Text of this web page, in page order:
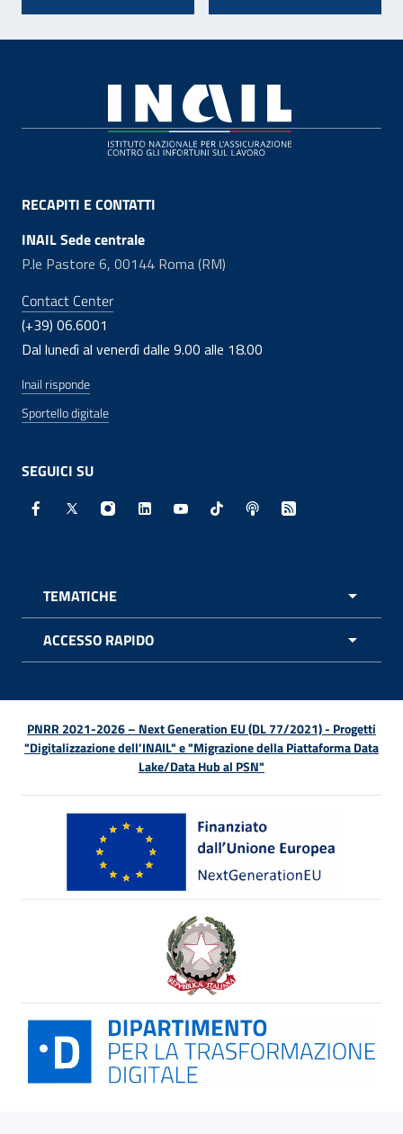
RECAPITI E CONTATTI
INAIL Sede centrale
P.le Pastore 6, 00144 Roma (RM)
Contact Center
(+39) 06.6001
Dal lunedì al venerdì dalle 9.00 alle 18.00
Inail risponde
Sportello digitale
SEGUICI SU
Facebook - Sito esterno - Apertura in nuova finestra
X - Sito esterno - Apertura in nuova finestra
Instagram - Sito esterno - Apertura in
Linkedin - Sito esterno - Apertura in
Youtube - Sito esterno -
TikTok - Sito esterno -
Spreaker - Sito
Feed RSS -
TEMATICHE
ACCESSO RAPIDO
PNRR 2021-2026 – Next Generation EU (DL 77/2021) - Progetti
"Digitalizzazione dell’INAIL" e "Migrazione della Piattaforma Data
Lake/Data Hub al PSN"